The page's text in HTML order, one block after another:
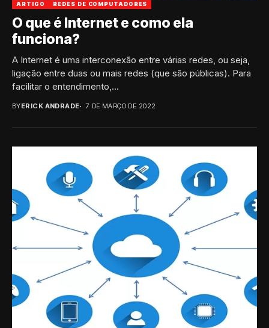
ARTIGO REDES DE COMPUTADORES
O que é Internet e como ela
funciona?
A Internet é uma interconexão entre várias redes, ou seja,
ligação entre duas ou mais redes (que são públicas). Para
facilitar o entendimento,...
BYERICK ANDRADE 7 DE MARÇO DE 2022